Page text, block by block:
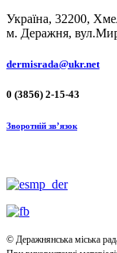
Україна, 32200,
м. Деражня,
dermisrada@ukr.net
0 (3856) 2-15-43
Зворотній зв’язок
© Деражнянська міська